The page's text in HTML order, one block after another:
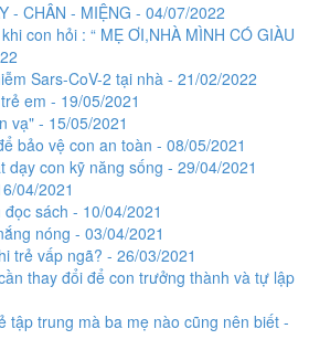
- CHÂN - MIỆNG - 04/07/2022
con hỏi : “ MẸ ƠI,NHÀ MÌNH CÓ GIÀU
Sars-CoV-2 tại nhà - 21/02/2022
em - 19/05/2021
vạ" - 15/05/2021
bảo vệ con an toàn - 08/05/2021
dạy con kỹ năng sống - 29/04/2021
04/2021
sách - 10/04/2021
nóng - 03/04/2021
trẻ vấp ngã? - 26/03/2021
thay đổi để con trưởng thành và tự lập
tập trung mà ba mẹ nào cũng nên biết -